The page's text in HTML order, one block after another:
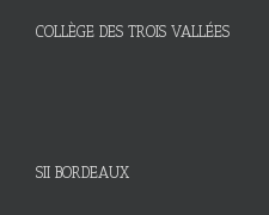
COLLÈGE DES TROIS VALLÉES
SII BORDEAUX